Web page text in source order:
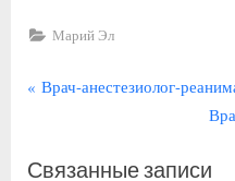
Марий Эл
Навигация
записям
П
д
Врач-анестезиолог-
С
е
Связанные записи